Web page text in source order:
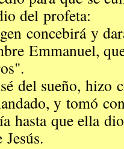
del profeta:
concebirá y
Emmanuel,
del sueño, hizo
y tomó
hasta que ella